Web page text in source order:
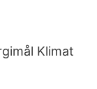
Klimat